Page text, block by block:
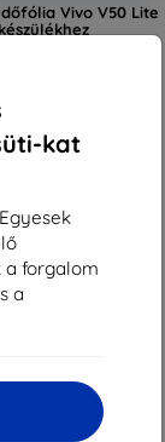
kat
a forgalom
a
Vivo V50 Lite
> 5 darab